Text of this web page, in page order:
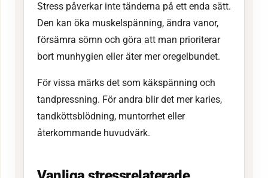
Stress påverkar inte tänderna på ett enda sätt.
Den kan öka muskelspänning, ändra vanor,
försämra sömn och göra att man prioriterar
bort munhygien eller äter mer oregelbundet.
För vissa märks det som käkspänning och
tandpressning. För andra blir det mer karies,
tandköttsblödning, muntorrhet eller
återkommande huvudvärk.